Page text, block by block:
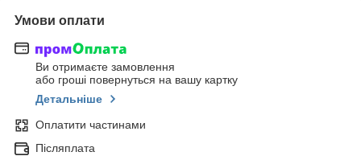
Умови оплати
Ви отримаєте замовлення
або гроші повернуться на вашу картку
Детальніше
Оплатити частинами
Післяплата